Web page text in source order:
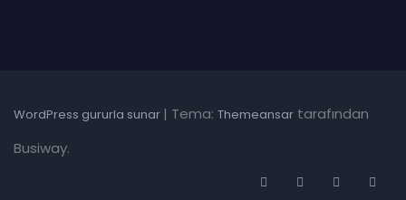
WordPress gururla sunar | Tema: Themeansar tarafından
Busiway.